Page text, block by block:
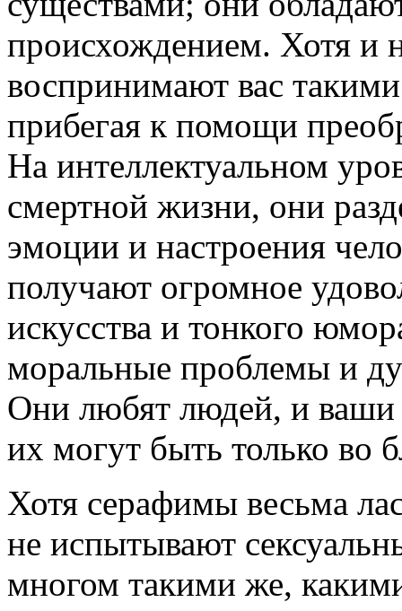
происхождением. Хотя и
воспринимают вас
прибегая к помощи
На интеллектуальном
смертной жизни, они
эмоции и настроения
получают огромное
искусства и тонкого
моральные проблемы и
Они любят людей, и ваши
их могут быть только во
Хотя серафимы весьма
не испытывают
многом такими же,